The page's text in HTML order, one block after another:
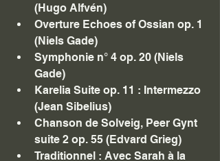
(Hugo Alfvén)
Overture Echoes of Ossian op. 1
(Niels Gade)
Symphonie n° 4 op. 20 (Niels
Gade)
Karelia Suite op. 11 : Intermezzo
(Jean Sibelius)
Chanson de Solveig, Peer Gynt
suite 2 op. 55 (Edvard Grieg)
Traditionnel : Avec Sarah à la